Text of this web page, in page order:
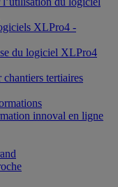
XLPro4 -
du logiciel XLPro4
tertiaires
innoval en ligne